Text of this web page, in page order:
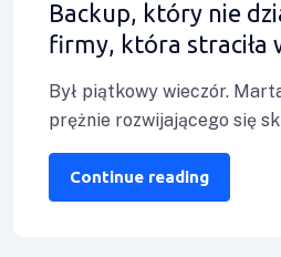
Backup, który nie
firmy, która straciła
Był piątkowy wieczór.
prężnie rozwijającego się
z akcesoriami dla dzieci,
laptopa. Najlepszy miesiąc
Continue reading